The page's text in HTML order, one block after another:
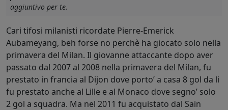
aggiuntivo per te.
Cari tifosi milanisti ricordate Pierre-Emerick
Aubameyang, beh forse no perchè ha giocato solo nella
primavera del Milan. Il giovanne attaccante dopo aver
passato dal 2007 al 2008 nella primavera del Milan, fu
prestato in francia al Dijon dove porto’ a casa 8 gol da li
fu prestato anche al Lille e al Monaco dove segno’ solo
2 gol a squadra. Ma nel 2011 fu acquistato dal Sain